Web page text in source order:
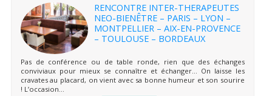
RENCONTRE INTER-THERAPEUTES
NEO-BIENÊTRE – PARIS – LYON –
MONTPELLIER – AIX-EN-PROVENCE
– TOULOUSE – BORDEAUX
Pas de conférence ou de table ronde, rien que des échanges
conviviaux pour mieux se connaître et échanger… On laisse les
cravates au placard, on vient avec sa bonne humeur et son sourire
! L’occasion...